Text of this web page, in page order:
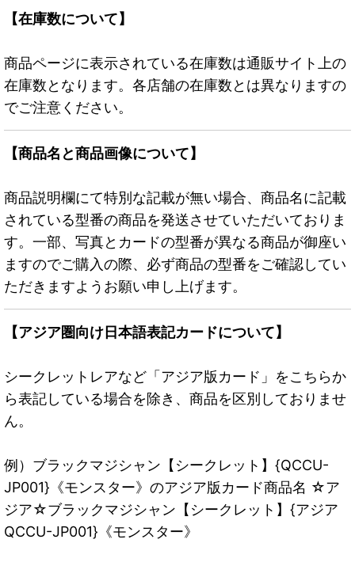
【在庫数について】
商品ページに表示されている在庫数は通販サイト上の
在庫数となります。各店舗の在庫数とは異なりますの
でご注意ください。
【商品名と商品画像について】
商品説明欄にて特別な記載が無い場合、商品名に記載
されている型番の商品を発送させていただいておりま
す。一部、写真とカードの型番が異なる商品が御座い
ますのでご購入の際、必ず商品の型番をご確認してい
ただきますようお願い申し上げます。
【アジア圏向け日本語表記カードについて】
シークレットレアなど「アジア版カード」をこちらか
ら表記している場合を除き、商品を区別しておりませ
ん。
例）ブラックマジシャン【シークレット】{QCCU-
JP001}《モンスター》のアジア版カード商品名 ☆ア
ジア☆ブラックマジシャン【シークレット】{アジア
QCCU-JP001}《モンスター》